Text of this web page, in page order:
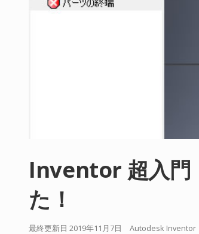
Inventor 超入門
た！
最終更新日 2019年11月7日 Autodesk Inventor